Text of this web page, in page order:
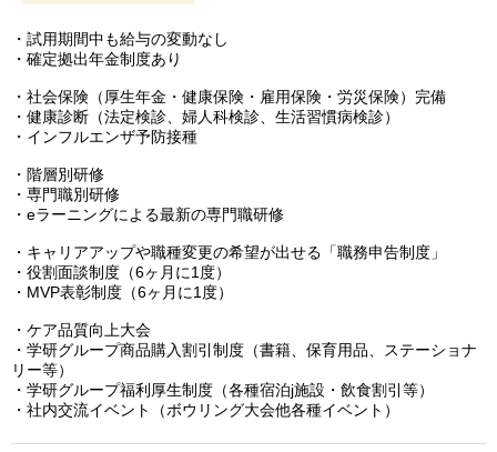
・試用期間中も給与の変動なし
・確定拠出年金制度あり
・社会保険（厚生年金・健康保険・雇用保険・労災保険）完備
・健康診断（法定検診、婦人科検診、生活習慣病検診）
・インフルエンザ予防接種
・階層別研修
・専門職別研修
・eラーニングによる最新の専門職研修
・キャリアアップや職種変更の希望が出せる「職務申告制度」
・役割面談制度（6ヶ月に1度）
・MVP表彰制度（6ヶ月に1度）
・ケア品質向上大会
・学研グループ商品購入割引制度（書籍、保育用品、ステーショナ
リー等）
・学研グループ福利厚生制度（各種宿泊j施設・飲食割引等）
・社内交流イベント（ボウリング大会他各種イベント）